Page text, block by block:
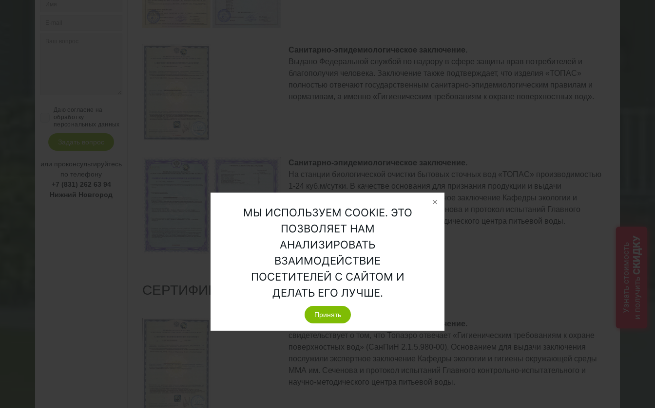
Даю согласие на
обработку
персональных данных
Задать вопрос
или проконсультируйтесь
по телефону
+7 (831) 262 63 94
Нижний Новгород
Санитарно-эпидемиологическое заключение.
Выдано Федеральной службой по надзору в сфере защиты прав потребителей и
благополучия человека. Заключение также подтверждает, что изделия «ТОПАС»
полностью отвечают государственным санитарно-эпидемиологическим правилам и
нормативам, а именно «Гигиеническим требованиям к охране поверхностных вод».
Санитарно-эпидемиологическое заключение.
На станции биологической очистки бытовых сточных вод «ТОПАС» производимостью
1-24 куб.м/сутки. В качестве основания для признания продукции и выдачи
настоящего документа послужило экспертное заключение Кафедры экологии и
гигиены окружающей среды ММА им. Сеченова и протокол испытаний Главного
контрольно-испытательного и научно-методического центра питьевой воды.
СЕРТИФИКАТЫ ТОПАЭРО
Санитарно-эпидемиологическое заключение.
свидетельствует о том, что Топаэро отвечает «Гигиеническим требованиям к охране
поверхностных вод» (СанПиН 2.1.5.980-00). Основанием для выдачи заключения
послужили экспертное заключение Кафедры экологии и гигиены окружающей среды
ММА им. Сеченова и протокол испытаний Главного контрольно-испытательного и
научно-методического центра питьевой воды.
Узнать стоимостьи получить
СКИДКУ
МЫ ИСПОЛЬЗУЕМ COOKIE. ЭТО
ПОЗВОЛЯЕТ НАМ
АНАЛИЗИРОВАТЬ
ВЗАИМОДЕЙСТВИЕ
ПОСЕТИТЕЛЕЙ С САЙТОМ И
ДЕЛАТЬ ЕГО ЛУЧШЕ.
Принять